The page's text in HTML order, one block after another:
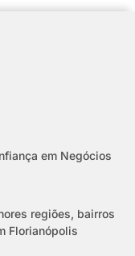
em Negócios
regiões, bairros
Florianópolis